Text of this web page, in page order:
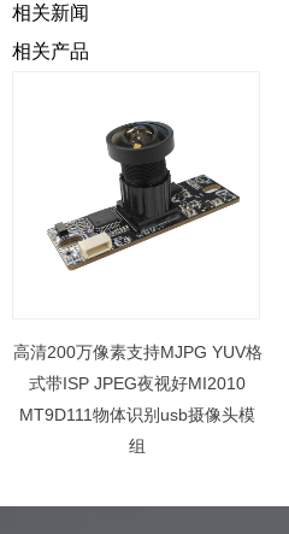
相关新闻
相关产品
高清200万像素支持MJPG YUV格
式带ISP JPEG夜视好MI2010
MT9D111物体识别usb摄像头模
组